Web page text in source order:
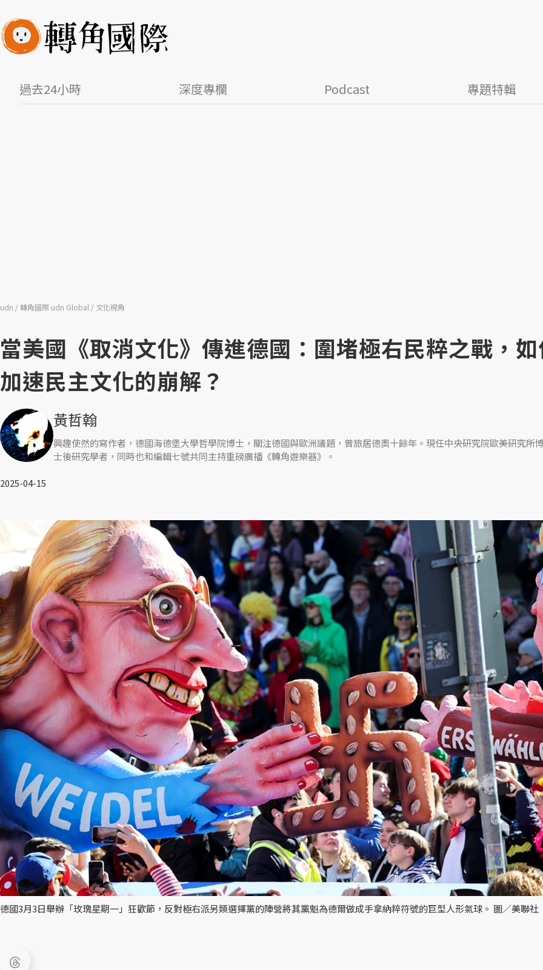
過去24小時 深度專欄 Podcast 專題特輯
udn 轉角國際 udn Global 文化視角
當美國《取消文化》傳進德國：圍堵極右民粹之戰，
加速民主文化的崩解？
黃哲翰
興趣使然的寫作者，德國海德堡大學哲學院博士，關注德國與歐洲議題，曾旅居德奧十餘年。現任中央研究院歐美研究所
士後研究學者，同時也和編輯七號共同主持重磅廣播《轉角遊樂器》。
2025-04-15
德國3月3日舉辦「玫瑰星期一」狂歡節，反對極右派另類選擇黨的陣營將其黨魁為德爾做成手拿納粹符號的巨型人形氣球。 圖／美聯社